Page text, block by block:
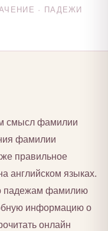
· ПАДЕЖИ
смысл фамилии
фамилии
правильное
английском языках.
падежам фамилию
информацию о
онлайн